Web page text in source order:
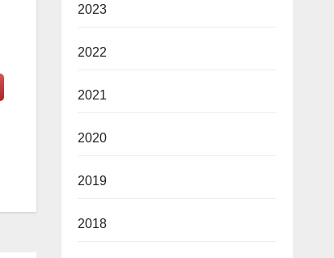
2023
2022
2021
2020
2019
2018